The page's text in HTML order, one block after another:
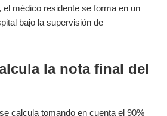
el médico residente se forma en un
bajo la supervisión de
la nota ‍final del
calcula tomando en cuenta el 90%